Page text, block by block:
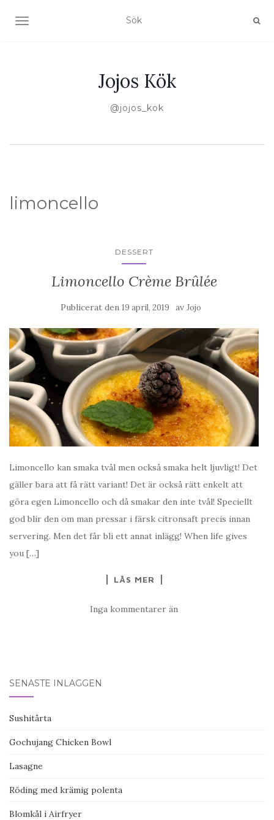
SLÅ PÅ/AV NAVIGERING
Jojos Kök
@jojos_kok
limoncello
DESSERT
Limoncello Crème Brûlée
Publicerat den 19 april, 2019 av Jojo
Limoncello kan smaka tvål men också smaka helt ljuvligt! Det
gäller bara att få rätt variant! Det är också rätt enkelt att
göra egen Limoncello och då smakar den inte tvål! Speciellt
god blir den om man pressar i färsk citronsaft precis innan
servering. Men det får bli ett annat inlägg! When life gives
you […]
LÄS MER
Inga kommentarer än
SENASTE INLÄGGEN
Sushitårta
Gochujang Chicken Bowl
Lasagne
Röding med krämig polenta
Blomkål i Airfryer